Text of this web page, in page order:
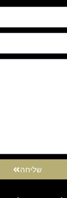
שליחה